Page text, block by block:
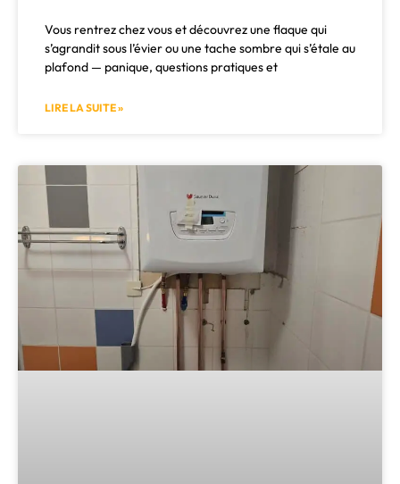
Vous rentrez chez vous et découvrez une flaque qui
s’agrandit sous l’évier ou une tache sombre qui s’étale au
plafond — panique, questions pratiques et
LIRE LA SUITE »